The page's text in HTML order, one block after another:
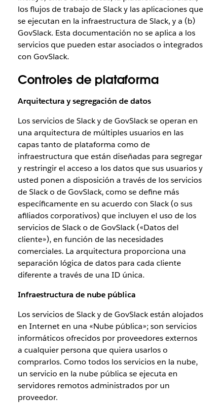
los flujos de trabajo de Slack y las aplicaciones que
se ejecutan en la infraestructura de Slack, y a (b)
GovSlack. Esta documentación no se aplica a los
servicios que pueden estar asociados o integrados
con GovSlack.
Controles de plataforma
Arquitectura y segregación de datos
Los servicios de Slack y de GovSlack se operan en
una arquitectura de múltiples usuarios en las
capas tanto de plataforma como de
infraestructura que están diseñadas para segregar
y restringir el acceso a los datos que sus usuarios y
usted ponen a disposición a través de los servicios
de Slack o de GovSlack, como se define más
específicamente en su acuerdo con Slack (o sus
afiliados corporativos) que incluyen el uso de los
servicios de Slack o de GovSlack («Datos del
cliente»), en función de las necesidades
comerciales. La arquitectura proporciona una
separación lógica de datos para cada cliente
diferente a través de una ID única.
Infraestructura de nube pública
Los servicios de Slack y de GovSlack están alojados
en Internet en una «Nube pública»; son servicios
informáticos ofrecidos por proveedores externos
a cualquier persona que quiera usarlos o
comprarlos. Como todos los servicios en la nube,
un servicio en la nube pública se ejecuta en
servidores remotos administrados por un
proveedor.